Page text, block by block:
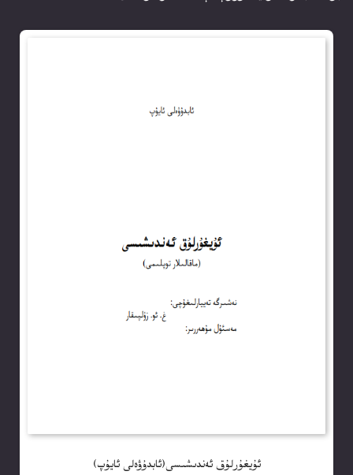
ئۇيغۇرلۇق ئەندىشىسى(ئابدۇۋەلى ئايۇپ)